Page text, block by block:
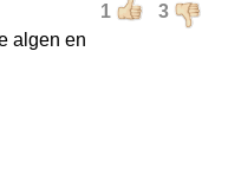
1 3
algen en